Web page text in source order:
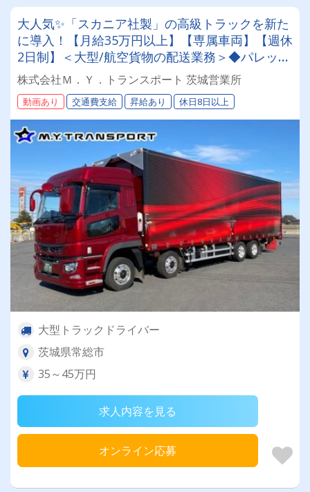
大人気✨「スカニア社製」の高級トラックを新た
に導入！【月給35万円以上】【専属車両】【週休
2日制】＜大型/航空貨物の配送業務＞◆パレット
輸送◆大型免許必須◆男女活躍中
株式会社Ｍ．Ｙ．トランスポート 茨城営業所
動画あり 交通費支給 昇給あり 休日8日以上
大型トラックドライバー
茨城県常総市
35～45万円
求人内容を見る
オンライン応募